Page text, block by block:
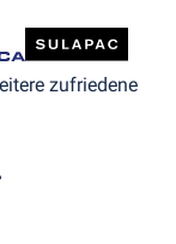
zufriedene